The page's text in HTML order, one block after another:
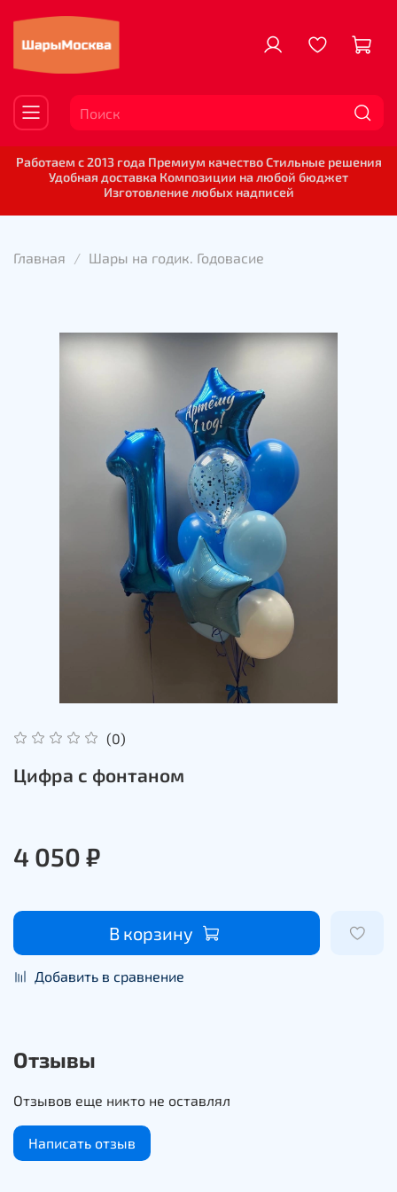
Работаем с 2013 года Премиум качество Стильные решения
Удобная доставка Композиции на любой бюджет
Изготовление любых надписей
Главная Шары на годик. Годовасие
(0)
Цифра с фонтаном
4 050 ₽
В корзину
Добавить в сравнение
Отзывы
Отзывов еще никто не оставлял
Написать отзыв